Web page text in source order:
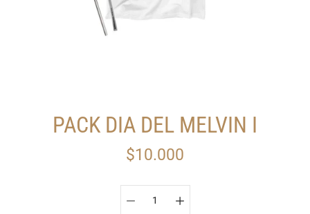
PACK DIA DEL MELVIN I
$10.000